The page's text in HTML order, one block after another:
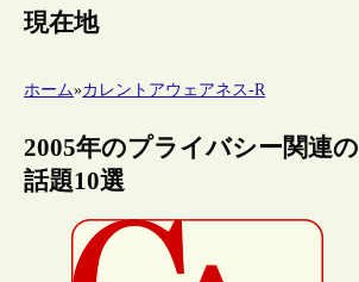
現在地
ホーム»カレントアウェアネス-R
2005年のプライバシー関連の
話題10選